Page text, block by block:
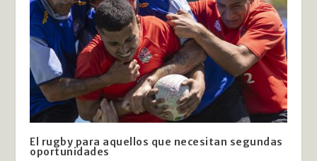
El rugby para aquellos que necesitan segundas
oportunidades